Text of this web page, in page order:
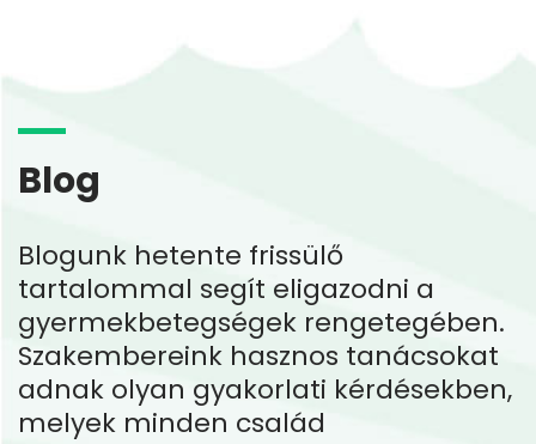
Blog
Blogunk hetente frissülő
tartalommal segít eligazodni a
gyermekbetegségek rengetegében.
Szakembereink hasznos tanácsokat
adnak olyan gyakorlati kérdésekben,
melyek minden család